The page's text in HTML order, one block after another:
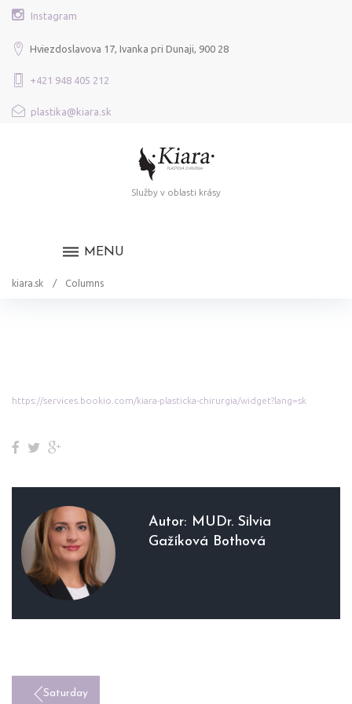
Skip
Instagram
Hviezdoslavova 17, Ivanka pri Dunaji, 900 28
+421 948 405 212
plastika@kiara.sk
Služby v oblasti krásy
MENU
kiara.sk / Columns
https://services.bookio.com/kiara-plasticka-chirurgia/widget?lang=sk
Facebook
TwitterGoogle+
Autor: MUDr. Silvia
Gažíková Bothová
NAVIGÁCIA
Saturday